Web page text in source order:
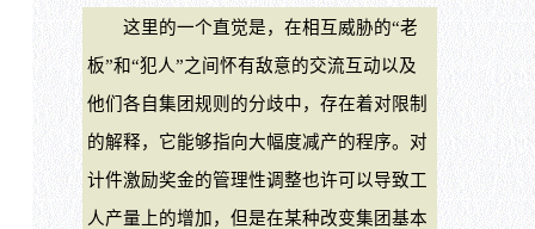
这里的一个直觉是，在相互威胁的“老
板”和“犯人”之间怀有敌意的交流互动以及
他们各自集团规则的分歧中，存在着对限制
的解释，它能够指向大幅度减产的程序。对
计件激励奖金的管理性调整也许可以导致工
人产量上的增加，但是在某种改变集团基本